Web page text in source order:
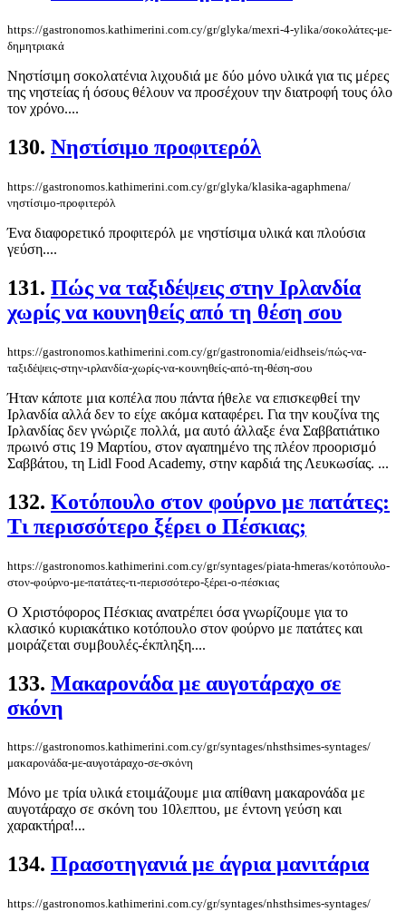
https://gastronomos.kathimerini.com.cy/gr/glyka/mexri-4-ylika/σοκολάτες-με-
δημητριακά
Νηστίσιμη σοκολατένια λιχουδιά με δύο μόνο υλικά για τις μέρες
της νηστείας ή όσους θέλουν να προσέχουν την διατροφή τους όλο
τον χρόνο....
130. Νηστίσιμο προφιτερόλ
https://gastronomos.kathimerini.com.cy/gr/glyka/klasika-agaphmena/
νηστίσιμο-προφιτερόλ
Ένα διαφορετικό προφιτερόλ με νηστίσιμα υλικά και πλούσια
γεύση....
131. Πώς να ταξιδέψεις στην Ιρλανδία
χωρίς να κουνηθείς από τη θέση σου
https://gastronomos.kathimerini.com.cy/gr/gastronomia/eidhseis/πώς-να-
ταξιδέψεις-στην-ιρλανδία-χωρίς-να-κουνηθείς-από-τη-θέση-σου
Ήταν κάποτε μια κοπέλα που πάντα ήθελε να επισκεφθεί την
Ιρλανδία αλλά δεν το είχε ακόμα καταφέρει. Για την κουζίνα της
Ιρλανδίας δεν γνώριζε πολλά, μα αυτό άλλαξε ένα Σαββατιάτικο
πρωινό στις 19 Μαρτίου, στον αγαπημένο της πλέον προορισμό
Σαββάτου, τη Lidl Food Academy, στην καρδιά της Λευκωσίας. ...
132. Κοτόπουλο στον φούρνο με πατάτες:
Τι περισσότερο ξέρει ο Πέσκιας;
https://gastronomos.kathimerini.com.cy/gr/syntages/piata-hmeras/κοτόπουλο-
στον-φούρνο-με-πατάτες-τι-περισσότερο-ξέρει-ο-πέσκιας
Ο Χριστόφορος Πέσκιας ανατρέπει όσα γνωρίζουμε για το
κλασικό κυριακάτικο κοτόπουλο στον φούρνο με πατάτες και
μοιράζεται συμβουλές-έκπληξη....
133. Μακαρονάδα με αυγοτάραχο σε
σκόνη
https://gastronomos.kathimerini.com.cy/gr/syntages/nhsthsimes-syntages/
μακαρονάδα-με-αυγοτάραχο-σε-σκόνη
Μόνο με τρία υλικά ετοιμάζουμε μια απίθανη μακαρονάδα με
αυγοτάραχο σε σκόνη του 10λεπτου, με έντονη γεύση και
χαρακτήρα!...
134. Πρασοτηγανιά με άγρια μανιτάρια
https://gastronomos.kathimerini.com.cy/gr/syntages/nhsthsimes-syntages/